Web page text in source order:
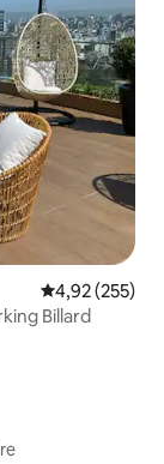
Note
4,92 (255)
Billard